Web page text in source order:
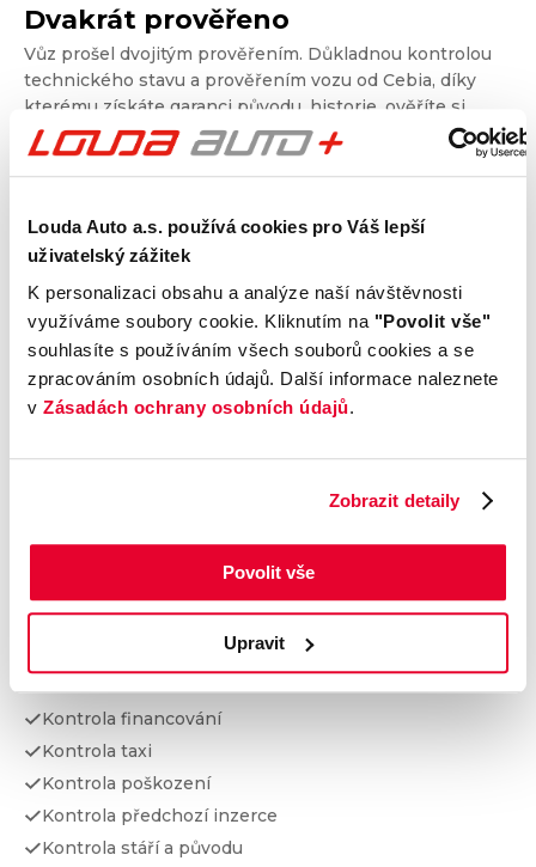
Louda Auto a.s. používá cookies pro Váš lepší
uživatelský zážitek
K personalizaci obsahu a analýze naší návštěvnosti
využíváme soubory cookie. Kliknutím na "Povolit vše"
souhlasíte s používáním všech souborů cookies a se
zpracováním osobních údajů. Další informace naleznete
v Zásadách ochrany osobních údajů.
Zobrazit detaily
Povolit vše
Upravit
Dvakrát prověřeno
Vůz prošel dvojitým prověřením. Důkladnou kontrolou
technického stavu a prověřením vozu od Cebia, díky
kterému získáte garanci původu, historie, ověříte si
nájezd kilometrů a získáte i další informace. Dvojité
prověření pro jistotu při nákupu.
Kontrola technického stavu
Převodovka a spojka
Nápravy a podvozek
Výfuková soustava
Brzdy
Kontrola najetých km
Kontrola odcizení
Kontrola financování
Kontrola taxi
Kontrola poškození
Kontrola předchozí inzerce
Kontrola stáří a původu